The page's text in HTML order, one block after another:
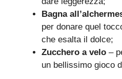
Bagna
per donare quel
che esalta il dolce;
Zucchero a velo –
un bellissimo gioco